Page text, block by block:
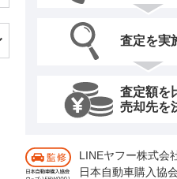
査定を実
査定額を
売却先を
LINEヤフー株式会
日本自動車購入協